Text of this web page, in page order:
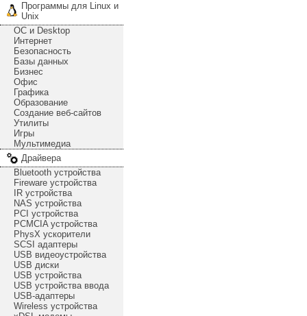
Программы для Linux и
Unix
ОС и Desktop
Интернет
Безопасность
Базы данных
Бизнес
Офис
Графика
Образование
Создание веб-сайтов
Утилиты
Игры
Мультимедиа
Драйвера
Bluetooth устройства
Fireware устройства
IR устройства
NAS устройства
PCI устройства
PCMCIA устройства
PhysX ускорители
SCSI адаптеры
USB видеоустройства
USB диски
USB устройства
USB устройства ввода
USB-адаптеры
Wireless устройства